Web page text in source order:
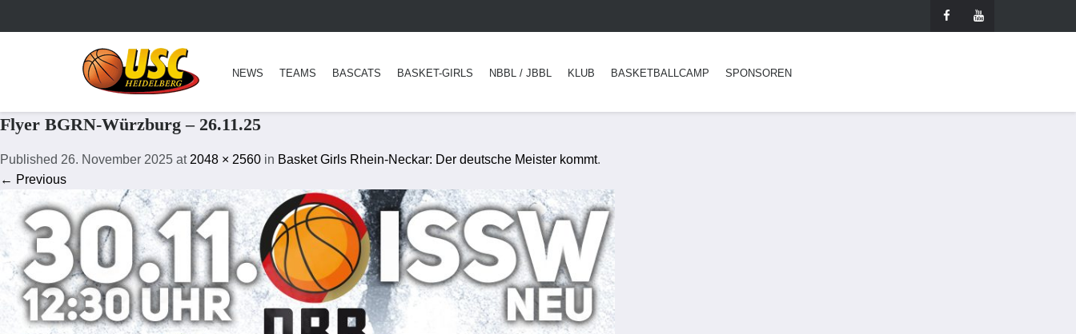
NEWS TEAMS BASCATS BASKET-GIRLS NBBL / JBBL KLUB BASKETBALLCAMP SPONSOREN
Flyer BGRN-Würzburg – 26.11.25
Published 26. November 2025 at 2048 × 2560 in Basket Girls Rhein-Neckar: Der deutsche Meister kommt.
← Previous